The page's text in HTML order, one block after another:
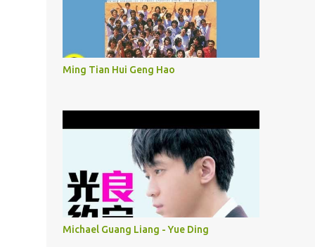
Ming Tian Hui Geng Hao
Michael Guang Liang - Yue Ding